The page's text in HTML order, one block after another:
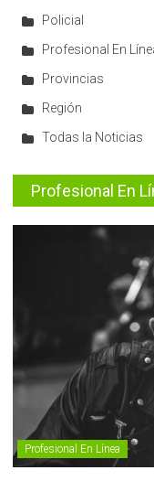
Policial
Profesional En
Provincias
Región
Todas la Noticias
Profesional En
Profesional En Línea